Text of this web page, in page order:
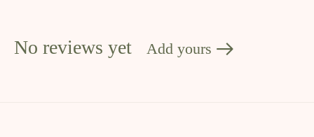
No reviews yet Add yours